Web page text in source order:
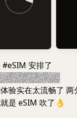
#eSIM 安排了
漫游 国际版 ）
验实在太流畅了 两
是 eSIM 吹了 👌